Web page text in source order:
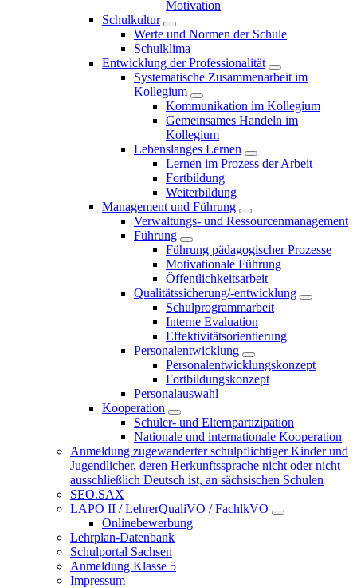
Motivation
Schulkultur
Werte und Normen der Schule
Schulklima
Entwicklung der Professionalität
Systematische Zusammenarbeit im
Kollegium
Kommunikation im Kollegium
Gemeinsames Handeln im
Kollegium
Lebenslanges Lernen
Lernen im Prozess der Arbeit
Fortbildung
Weiterbildung
Management und Führung
Verwaltungs- und Ressourcenmanagement
Führung
Führung pädagogischer Prozesse
Motivationale Führung
Öffentlichkeitsarbeit
Qualitätssicherung/-entwicklung
Schulprogrammarbeit
Interne Evaluation
Effektivitätsorientierung
Personalentwicklung
Personalentwicklungskonzept
Fortbildungskonzept
Personalauswahl
Kooperation
Schüler- und Elternpartizipation
Nationale und internationale Kooperation
Anmeldung zugewanderter schulpflichtiger Kinder und
Jugendlicher, deren Herkunftssprache nicht oder nicht
ausschließlich Deutsch ist, an sächsischen Schulen
SEO.SAX
LAPO II / LehrerQualiVO / FachlkVO
Onlinebewerbung
Lehrplan-Datenbank
Schulportal Sachsen
Anmeldung Klasse 5
Impressum